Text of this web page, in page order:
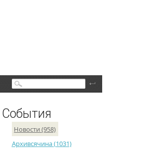
Поиск
События
Новости (958)
Архивсячина (1031)